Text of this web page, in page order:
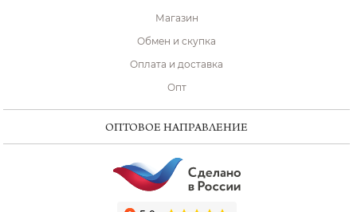
Магазин
Обмен и скупка
Оплата и доставка
Опт
ОПТОВОЕ НАПРАВЛЕНИЕ